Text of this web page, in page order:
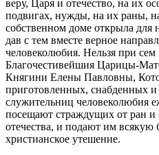
веру, Царя и отечество, на их
подвигах, нужды, на их раны,
собственном доме открыла для
дав с тем вместе верное
человеколюбия. Нельзя при
Благочестивейшия Царицы-
Княгини Елены Павловны,
приготовленных, снабденных
служительниц человеколюбия
посещают страждущих от ран и
отечества, и подают им
христианское утешение.